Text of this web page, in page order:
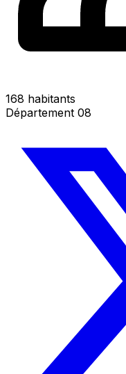
168 habitants
Département 08